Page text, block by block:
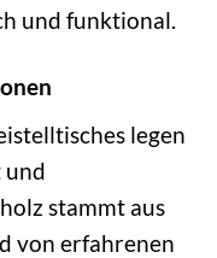
und funktional.
legen
stammt aus
von erfahrenen